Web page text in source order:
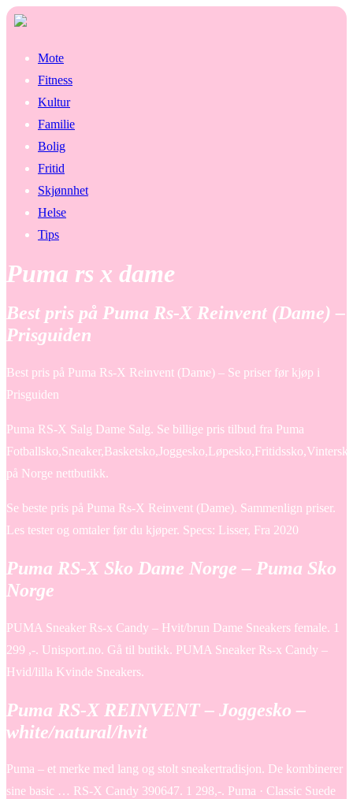
Mote
Fitness
Kultur
Familie
Bolig
Fritid
Skjønnhet
Helse
Tips
Puma rs x dame
Best pris på Puma Rs-X Reinvent (Dame) –
Prisguiden
Best pris på Puma Rs-X Reinvent (Dame) – Se priser før kjøp i
Prisguiden
Puma RS-X Salg Dame Salg. Se billige pris tilbud fra Puma
på Norge nettbutikk.
Se beste pris på Puma Rs-X Reinvent (Dame). Sammenlign priser.
Les tester og omtaler før du kjøper. Specs: Lisser, Fra 2020
Puma RS-X Sko Dame Norge – Puma Sko
Norge
PUMA Sneaker Rs-x Candy – Hvit/brun Dame Sneakers female. 1
299 ,-. Unisport.no. Gå til butikk. PUMA Sneaker Rs-x Candy –
Hvid/lilla Kvinde Sneakers.
Puma RS-X REINVENT – Joggesko –
white/natural/hvit
Puma – et merke med lang og stolt sneakertradisjon. De kombinerer
sine basic … RS-X Candy 390647. 1 298,-. Puma · Classic Suede